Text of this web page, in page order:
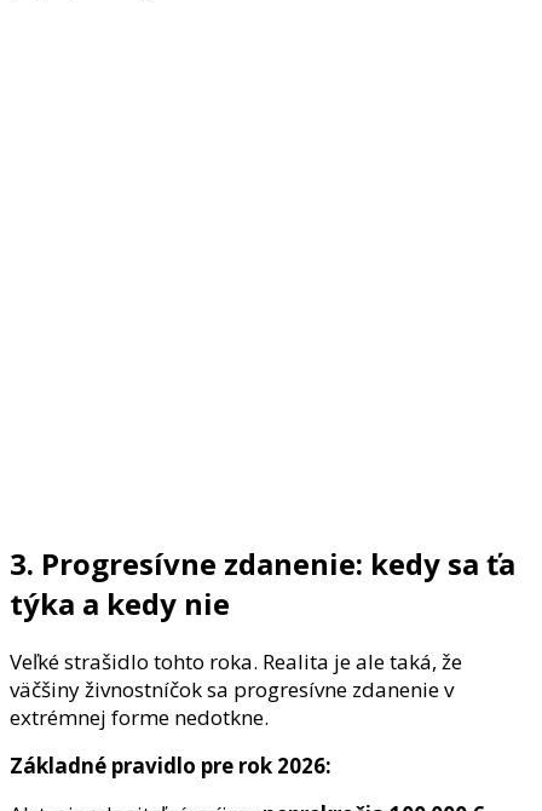
3. Progresívne zdanenie: kedy sa ťa
týka a kedy nie
Veľké strašidlo tohto roka. Realita je ale taká, že
väčšiny živnostníčok sa progresívne zdanenie v
extrémnej forme nedotkne.
Základné pravidlo pre rok 2026: